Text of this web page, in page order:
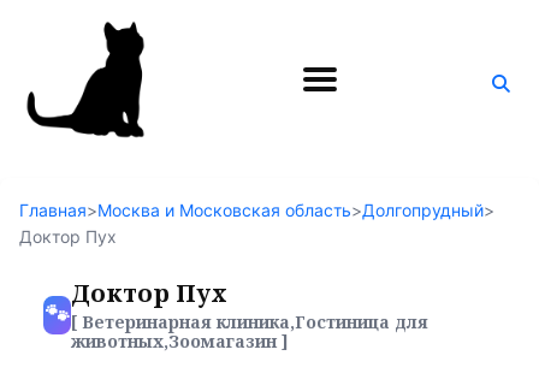
Поиск
Главная>Москва и Московская область>Долгопрудный>
Доктор Пух
🐾
Доктор Пух
[ Ветеринарная клиника,Гостиница для
животных,Зоомагазин ]